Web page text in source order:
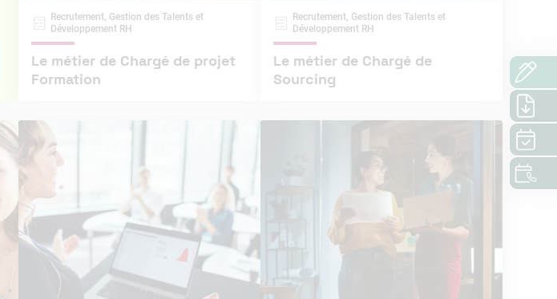
Recrutement, Gestion des Talents et
Développement RH
Le métier de Chargé de projet
Formation
Recrutement, Gestion des Talents et
Développement RH
Le métier de Chargé de
Sourcing